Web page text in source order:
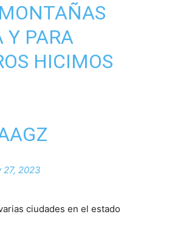
Y PARA
HICIMOS
27, 2023
ciudades en el estado